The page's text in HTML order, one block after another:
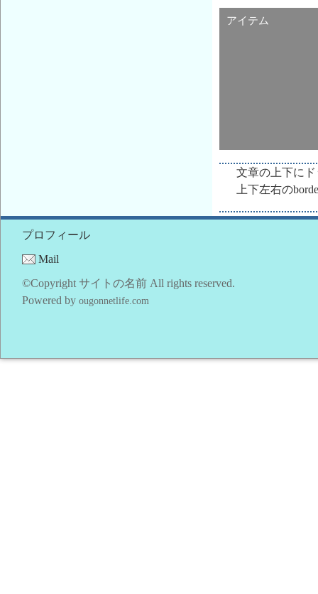
アイテム
文章の上下に
上下左右の
プロフィール
Mail
©Copyright サイトの名前 All rights reserved.
Powered by ougonnetlife.com